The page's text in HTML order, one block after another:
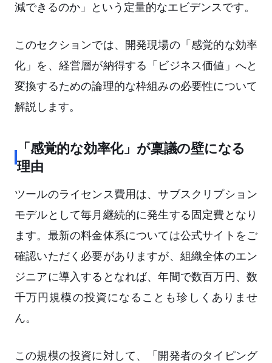
減できるのか」という定量的なエビデンスです。
このセクションでは、開発現場の「感覚的な効率
化」を、経営層が納得する「ビジネス価値」へと
変換するための論理的な枠組みの必要性について
解説します。
「感覚的な効率化」が稟議の壁になる
理由
ツールのライセンス費用は、サブスクリプション
モデルとして毎月継続的に発生する固定費となり
ます。最新の料金体系については公式サイトをご
確認いただく必要がありますが、組織全体のエン
ジニアに導入するとなれば、年間で数百万円、数
千万円規模の投資になることも珍しくありませ
ん。
この規模の投資に対して、「開発者のタイピング